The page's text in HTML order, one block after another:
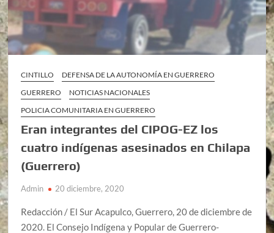
CINTILLO
DEFENSA DE LA AUTONOMÍA EN GUERRERO
GUERRERO
NOTICIAS NACIONALES
POLICIA COMUNITARIA EN GUERRERO
Eran integrantes del CIPOG-EZ los
cuatro indígenas asesinados en Chilapa
(Guerrero)
Admin 20 diciembre, 2020
Redacción / El Sur Acapulco, Guerrero, 20 de diciembre de
2020. El Consejo Indígena y Popular de Guerrero-